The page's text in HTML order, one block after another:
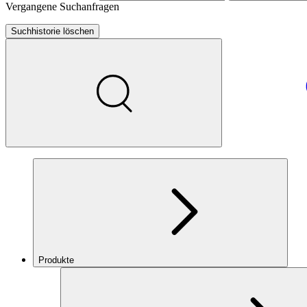
Vergangene Suchanfragen
Suchhistorie löschen
Produkte